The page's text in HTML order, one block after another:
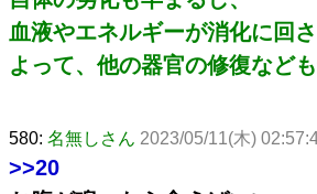
血液やエネルギーが消化に回
よって、他の器官の修復など
580: 名無しさん 2023/05/11(木)
>>20